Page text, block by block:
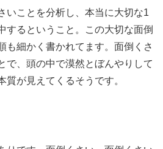
いことを分析し、本当に大切な1
するということ。この大切な面倒
も細かく書かれてます。面倒くさ
で、頭の中で漠然とぼんやりして
質が見えてくるそうです。